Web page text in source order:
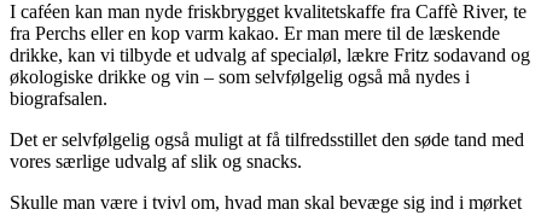
I caféen kan man nyde friskbrygget kvalitetskaffe fra Caffè River, te
fra Perchs eller en kop varm kakao. Er man mere til de læskende
drikke, kan vi tilbyde et udvalg af specialøl, lækre Fritz sodavand og
økologiske drikke og vin – som selvfølgelig også må nydes i
biografsalen.
Det er selvfølgelig også muligt at få tilfredsstillet den søde tand med
vores særlige udvalg af slik og snacks.
Skulle man være i tvivl om, hvad man skal bevæge sig ind i mørket